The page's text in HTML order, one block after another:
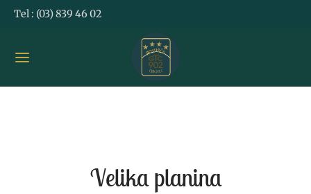
Tel : (03) 839 46 02
Velika planina